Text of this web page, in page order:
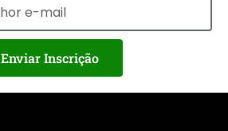
Enviar Inscrição